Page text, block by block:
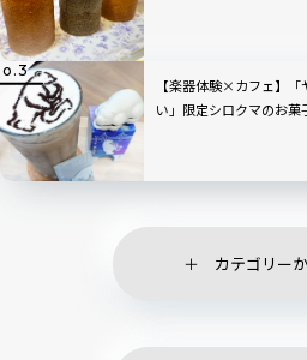
【楽器体験×カフェ】
い」限定シロクマのお菓
カテゴリー